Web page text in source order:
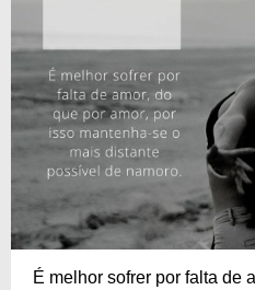
É melhor sofrer por falta de